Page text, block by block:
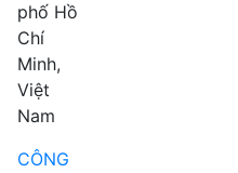
phố Hồ
Chí
Minh,
Việt
Nam
CÔNG